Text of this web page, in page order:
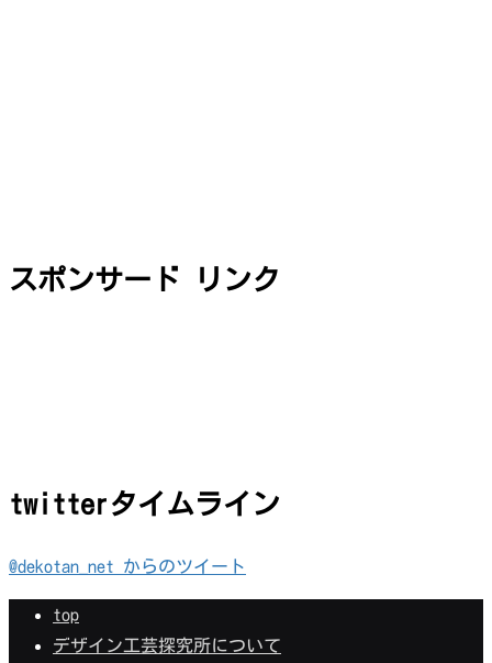
スポンサード リンク
twitterタイムライン
@dekotan_net からのツイート
top
デザイン工芸探究所について